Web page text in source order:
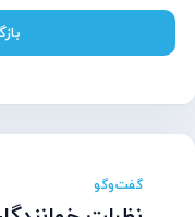
گفت‌وگو
پشتیبانی
معمولاً در چند